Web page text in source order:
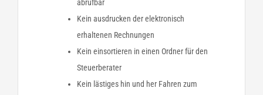
abrufbar
Kein ausdrucken der elektronisch
erhaltenen Rechnungen
Kein einsortieren in einen Ordner für den
Steuerberater
Kein lästiges hin und her Fahren zum